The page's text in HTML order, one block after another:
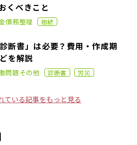
くべきこと
債務整理 相続
断書」は必要？費用・作成期
を解説
問題その他 診断書 労災
ている記事をもっと見る